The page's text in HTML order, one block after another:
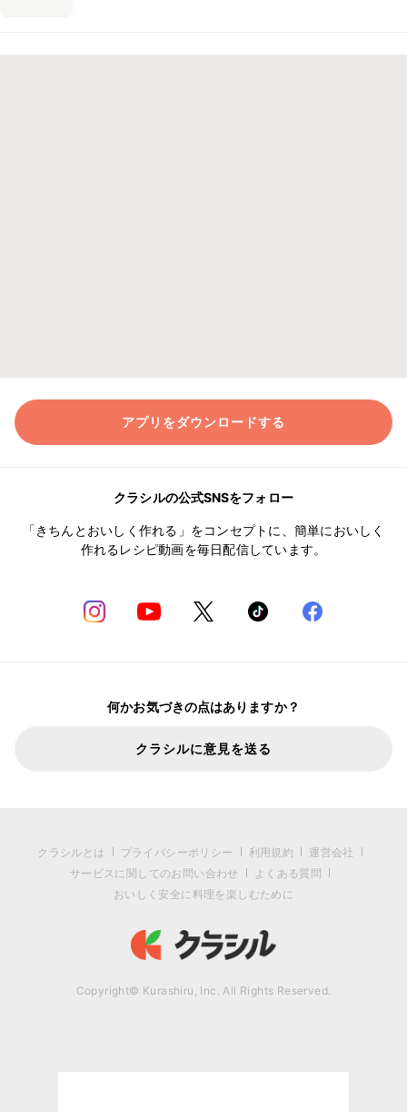
アプリをダウンロードする
クラシルの公式SNSをフォロー
「きちんとおいしく作れる」をコンセプトに、簡単においしく
作れるレシピ動画を毎日配信しています。
何かお気づきの点はありますか？
クラシルに意見を送る
クラシルとは プライバシーポリシー 利用規約
運営会社
サービスに関してのお問い合わせ
よくある質問
おいしく安全に料理を楽しむために
Copyright© Kurashiru, Inc. All Rights Reserved.